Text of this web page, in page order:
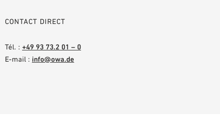
CONTACT DIRECT
Tél. : +49 93 73.2 01 – 0
E-mail : info@owa.de